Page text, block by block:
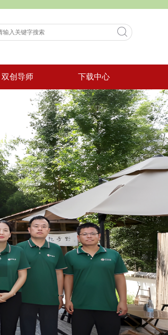
双创导师 下载中心